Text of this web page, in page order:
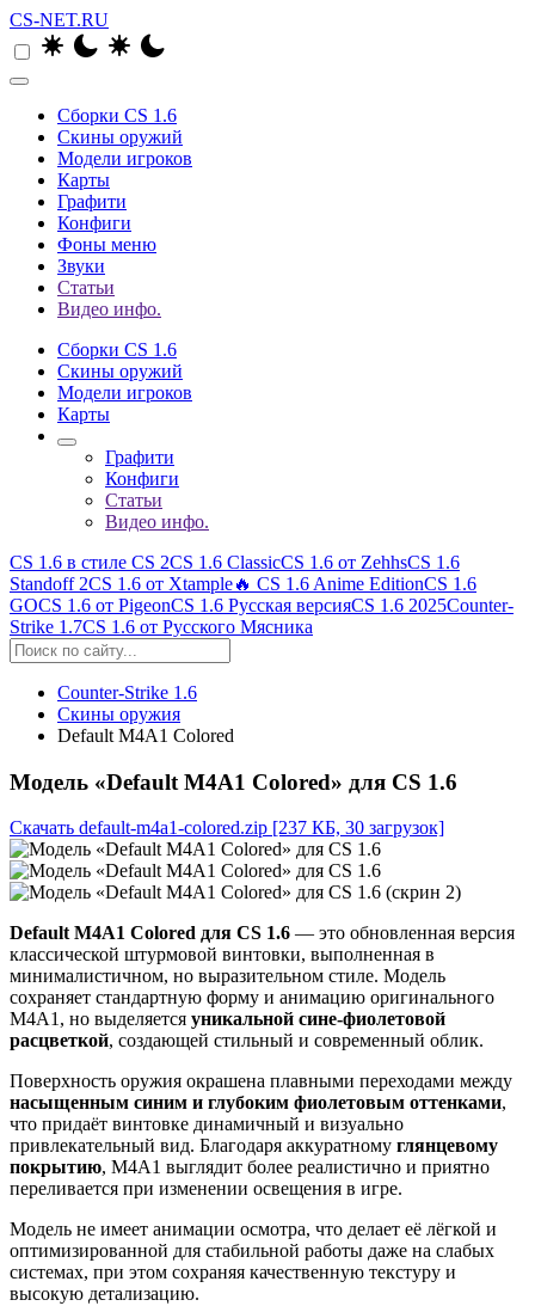
CS-NET.RU
Сборки CS 1.6
Скины оружий
Модели игроков
Карты
Графити
Конфиги
Фоны меню
Звуки
Статьи
Видео инфо.
Сборки CS 1.6
Скины оружий
Модели игроков
Карты
Графити
Конфиги
Статьи
Видео инфо.
CS 1.6 в стиле CS 2CS 1.6 ClassicCS 1.6 от ZehhsCS 1.6
Standoff 2CS 1.6 от Xtample🔥 CS 1.6 Anime EditionCS 1.6
GOCS 1.6 от PigeonCS 1.6 Русская версияCS 1.6 2025Counter-
Strike 1.7CS 1.6 от Русского Мясника
Counter-Strike 1.6
Скины оружия
Default M4A1 Colored
Модель «Default M4A1 Colored» для CS 1.6
Скачать default-m4a1-colored.zip [237 КБ, 30 загрузок]
Default M4A1 Colored для CS 1.6 — это обновленная версия
классической штурмовой винтовки, выполненная в
минималистичном, но выразительном стиле. Модель
сохраняет стандартную форму и анимацию оригинального
M4A1, но выделяется уникальной сине-фиолетовой
расцветкой, создающей стильный и современный облик.
Поверхность оружия окрашена плавными переходами между
насыщенным синим и глубоким фиолетовым оттенками,
что придаёт винтовке динамичный и визуально
привлекательный вид. Благодаря аккуратному глянцевому
покрытию, M4A1 выглядит более реалистично и приятно
переливается при изменении освещения в игре.
Модель не имеет анимации осмотра, что делает её лёгкой и
оптимизированной для стабильной работы даже на слабых
системах, при этом сохраняя качественную текстуру и
высокую детализацию.